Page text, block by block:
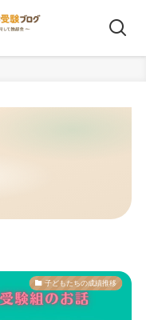
子どもたちの成績推移